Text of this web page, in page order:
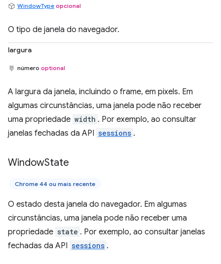
WindowType opcional
O tipo de janela do navegador.
largura
número optional
A largura da janela, incluindo o frame, em pixels. Em
algumas circunstâncias, uma janela pode não receber
uma propriedade width . Por exemplo, ao consultar
janelas fechadas da API sessions .
WindowState
Chrome 44 ou mais recente
O estado desta janela do navegador. Em algumas
circunstâncias, uma janela pode não receber uma
propriedade state . Por exemplo, ao consultar janelas
fechadas da API sessions .